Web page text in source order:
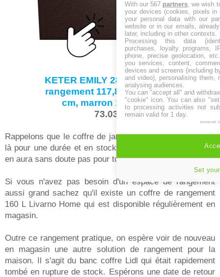
KETER EMILY 280L Coffre de
rangement 117,8 x 44,58 x 58
cm, marron 17210608
73.03 €
Rappelons que le coffre de jardin en vente chez Lidl est
là pour une durée et en stock limité à 24,99€ et qu'il n'y
en aura sans doute pas pour tout le monde.
Si vous n'avez pas besoin d'un espace de rangement
aussi grand sachez qu'il existe un coffre de rangement
160 L Livarno Home qui est disponible régulièrement en
magasin.
Outre ce rangement pratique, on espère voir de nouveau
en magasin une autre solution de rangement pour la
maison. Il s'agit du banc coffre Lidl qui était rapidement
tombé en rupture de stock. Espérons une date de retour
With our 567 partners, we wish
your devices (cookies, pixels
your personal data with our
website or in our emails,
later, including in other contexts.
Processing this data
purchases, loyalty programs,
phone, precise geolocation,
you services, content,
devices and screens (including
and video), personalising them,
analysing audiences.
You can "accept all" and
"cookie" icon. You can also
to processing activities not
remain valid for 1 day.
powered
Set